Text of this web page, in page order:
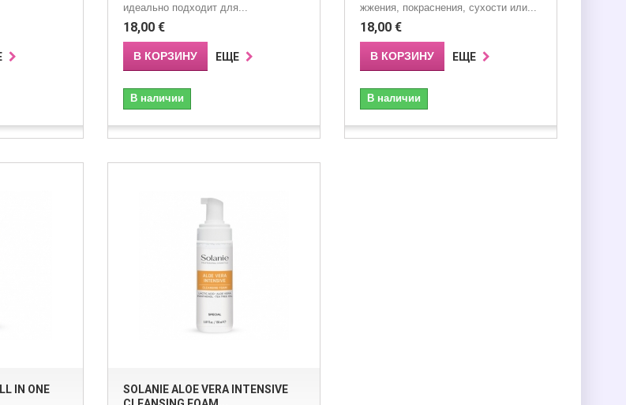
идеально подходит для...
18,00 €
В КОРЗИНУ ЕЩЕ
В наличии
жжения, покраснения, сухости или...
18,00 €
В КОРЗИНУ ЕЩЕ
В наличии
IN ONE
SOLANIE ALOE VERA INTENSIVE